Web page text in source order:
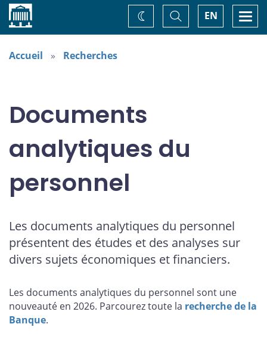
Accueil EN
Basculer
la
recherche
Changez
de
Accueil Recherches
Documents
analytiques du
personnel
Les documents analytiques du personnel
présentent des études et des analyses sur
divers sujets économiques et financiers.
Les documents analytiques du personnel sont une
nouveauté en 2026. Parcourez toute la recherche de la
Banque.